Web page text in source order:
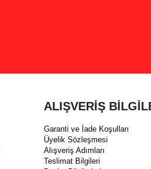
ALIŞVERİŞ
Garanti ve İade Koşulları
Üyelik Sözleşmesi
Alışveriş Adımları
Teslimat Bilgileri